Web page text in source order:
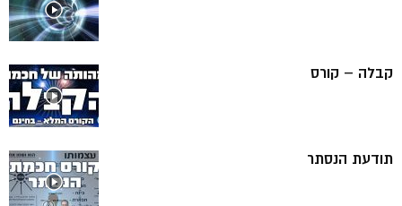
קבלה – קורס
תודעת הנסתר